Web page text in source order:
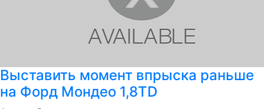
Выставить момент впрыска раньше
на Форд Мондео 1,8TD